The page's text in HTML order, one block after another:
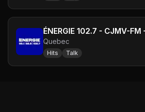
ÉNERGIE 102.7 - CJMV-
Quebec
Hits Talk